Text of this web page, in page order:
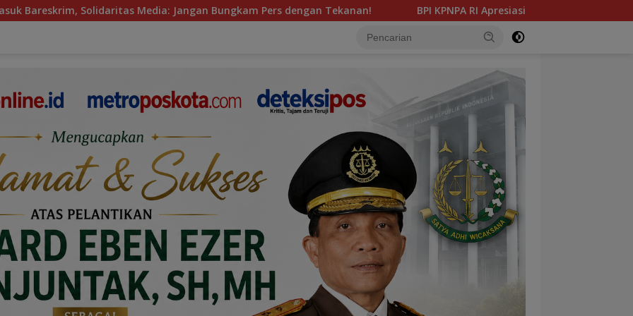
Media: Jangan Bungkam Pers dengan Tekanan! BPI KPNPA RI Apresiasi Langkah Kapolda Sumbar, Minta Dugaan